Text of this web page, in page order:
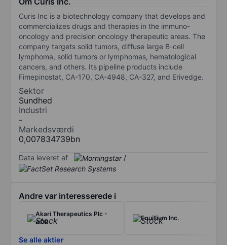
Curis Inc is a biotechnology company that develops and
commercializes drugs and therapies in the immuno-
oncology and precision oncology therapeutic areas. The
company targets solid tumors, diffuse large B-cell
lymphoma, solid tumors or lymphomas, hematological
cancers, and others. Its pipeline products include
Fimepinostat, CA-170, CA-4948, CA-327, and Erivedge.
Sektor
Sundhed
Industri
-
Markedsværdi
0,007834739bn
Data leveret af /
Andre var interesserede i
Akari Therapeutics Plc -
ADR
Equillium Inc.
Se alle aktier